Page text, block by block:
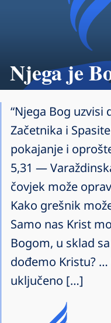
Njega je
“Njega Bog uzvisi
Začetnika i
pokajanje i
5,31 —
čovjek može
Kako grešnik
Samo nas Krist
Bogom, u sklad
dođemo Kristu?
uključeno […]